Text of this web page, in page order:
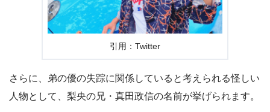
引用：Twitter
さらに、弟の優の失踪に関係していると考えられる怪しい
人物として、梨央の兄・真田政信の名前が挙げられます。